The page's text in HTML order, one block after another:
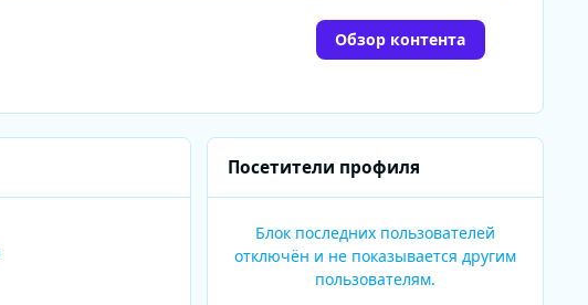
Обзор контента
Посетители профиля
Блок последних пользователей
отключён и не показывается другим
пользователям.